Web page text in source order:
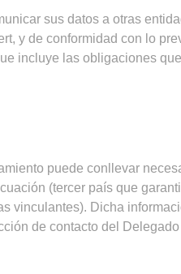
sus datos a otras
y de conformidad con lo
incluye las obligaciones
puede conllevar
(tercer país que
vinculantes). Dicha
de contacto del